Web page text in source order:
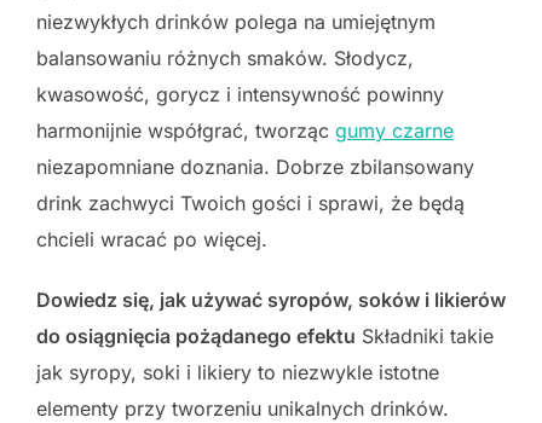
niezwykłych drinków polega na umiejętnym
balansowaniu różnych smaków. Słodycz,
kwasowość, gorycz i intensywność powinny
harmonijnie współgrać, tworząc gumy czarne
niezapomniane doznania. Dobrze zbilansowany
drink zachwyci Twoich gości i sprawi, że będą
chcieli wracać po więcej.
Dowiedz się, jak używać syropów, soków i likierów
do osiągnięcia pożądanego efektu Składniki takie
jak syropy, soki i likiery to niezwykle istotne
elementy przy tworzeniu unikalnych drinków.